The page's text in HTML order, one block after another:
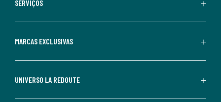
SERVIÇOS
MARCAS EXCLUSIVAS
UNIVERSO LA REDOUTE